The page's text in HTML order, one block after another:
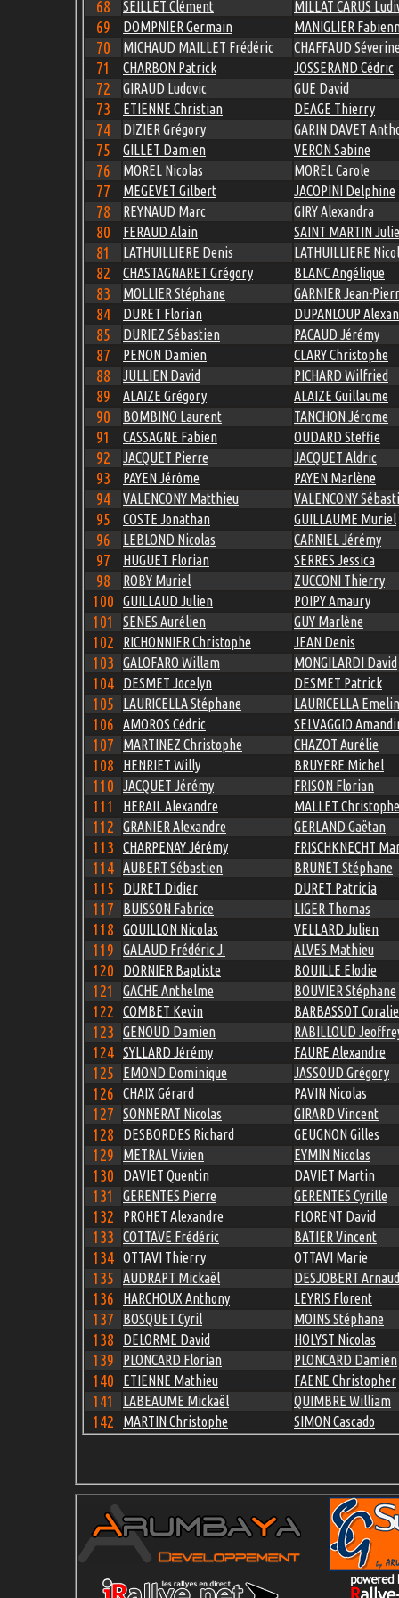
68 SEILLET Clément MILLAT CARUS
69 DOMPNIER Germain MANIGLIER
70 MICHAUD MAILLET Frédéric CHAFFAUD Séverine
71 CHARBON Patrick JOSSERAND Cédric
72 GIRAUD Ludovic GUE David
73 ETIENNE Christian DEAGE Thierry
74 DIZIER Grégory GARIN DAVET
75 GILLET Damien VERON Sabine
76 MOREL Nicolas MOREL Carole
77 MEGEVET Gilbert JACOPINI Delphine
78 REYNAUD Marc GIRY Alexandra
80 FERAUD Alain SAINT MARTIN
81 LATHUILLIERE Denis LATHUILLIERE
82 CHASTAGNARET Grégory BLANC Angélique
83 MOLLIER Stéphane GARNIER Jean-
84 DURET Florian DUPANLOUP
85 DURIEZ Sébastien PACAUD Jérémy
87 PENON Damien CLARY Christophe
88 JULLIEN David PICHARD Wilfried
89 ALAIZE Grégory ALAIZE Guillaume
90 BOMBINO Laurent TANCHON Jérome
91 CASSAGNE Fabien OUDARD Steffie
92 JACQUET Pierre JACQUET Aldric
93 PAYEN Jérôme PAYEN Marlène
94 VALENCONY Matthieu VALENCONY
95 COSTE Jonathan GUILLAUME Muriel
96 LEBLOND Nicolas CARNIEL Jérémy
97 HUGUET Florian SERRES Jessica
98 ROBY Muriel ZUCCONI Thierry
100 GUILLAUD Julien POIPY Amaury
101 SENES Aurélien GUY Marlène
102 RICHONNIER Christophe JEAN Denis
103 GALOFARO Willam MONGILARDI David
104 DESMET Jocelyn DESMET Patrick
105 LAURICELLA Stéphane LAURICELLA
106 AMOROS Cédric SELVAGGIO
107 MARTINEZ Christophe CHAZOT Aurélie
108 HENRIET Willy BRUYERE Michel
110 JACQUET Jérémy FRISON Florian
111 HERAIL Alexandre MALLET Christophe
112 GRANIER Alexandre GERLAND Gaëtan
113 CHARPENAY Jérémy FRISCHKNECHT
114 AUBERT Sébastien BRUNET Stéphane
115 DURET Didier DURET Patricia
117 BUISSON Fabrice LIGER Thomas
118 GOUILLON Nicolas VELLARD Julien
119 GALAUD Frédéric J. ALVES Mathieu
120 DORNIER Baptiste BOUILLE Elodie
121 GACHE Anthelme BOUVIER Stéphane
122 COMBET Kevin BARBASSOT Coralie
123 GENOUD Damien RABILLOUD
124 SYLLARD Jérémy FAURE Alexandre
125 EMOND Dominique JASSOUD Grégory
126 CHAIX Gérard PAVIN Nicolas
127 SONNERAT Nicolas GIRARD Vincent
128 DESBORDES Richard GEUGNON Gilles
129 METRAL Vivien EYMIN Nicolas
130 DAVIET Quentin DAVIET Martin
131 GERENTES Pierre GERENTES Cyrille
132 PROHET Alexandre FLORENT David
133 COTTAVE Frédéric BATIER Vincent
134 OTTAVI Thierry OTTAVI Marie
135 AUDRAPT Mickaël DESJOBERT Arnaud
136 HARCHOUX Anthony LEYRIS Florent
137 BOSQUET Cyril MOINS Stéphane
138 DELORME David HOLYST Nicolas
139 PLONCARD Florian PLONCARD Damien
140 ETIENNE Mathieu FAENE Christopher
141 LABEAUME Mickaël QUIMBRE William
142 MARTIN Christophe SIMON Cascado